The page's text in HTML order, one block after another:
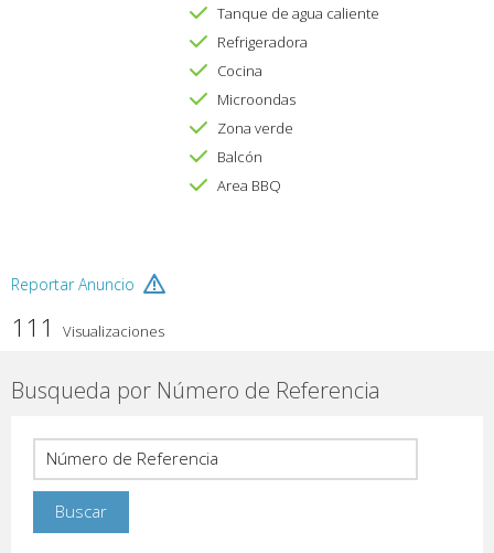
Tanque de agua caliente
Refrigeradora
Cocina
Microondas
Zona verde
Balcón
Area BBQ
Reportar Anuncio
111 Visualizaciones
Busqueda por Número de Referencia